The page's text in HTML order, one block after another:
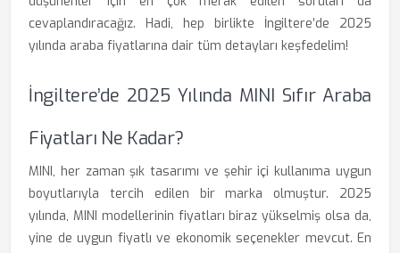
cevaplandıracağız. Hadi, hep birlikte İngiltere’de 2025
yılında araba fiyatlarına dair tüm detayları keşfedelim!
İngiltere’de 2025 Yılında MINI Sıfır Araba
Fiyatları Ne Kadar?
MINI, her zaman şık tasarımı ve şehir içi kullanıma uygun
boyutlarıyla tercih edilen bir marka olmuştur. 2025
yılında, MINI modellerinin fiyatları biraz yükselmiş olsa da,
yine de uygun fiyatlı ve ekonomik seçenekler mevcut. En